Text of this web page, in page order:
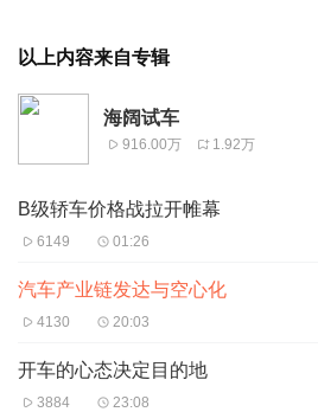
以上内容来自专辑
海阔试车
916.00万 1.92万
B级轿车价格战拉开帷幕
6149 01:26
汽车产业链发达与空心化
4130 20:03
开车的心态决定目的地
3884 23:08